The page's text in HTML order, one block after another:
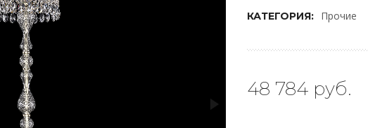
КАТЕГОРИЯ: Прочие
48 784 руб.